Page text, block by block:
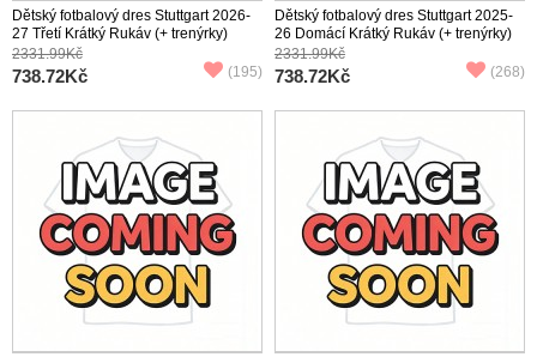
Dětský fotbalový dres Stuttgart 2026-
27 Třetí Krátký Rukáv (+ trenýrky)
2331.99Kč
738.72Kč (195)
Dětský fotbalový dres Stuttgart 2025-
26 Domácí Krátký Rukáv (+ trenýrky)
2331.99Kč
738.72Kč (268)